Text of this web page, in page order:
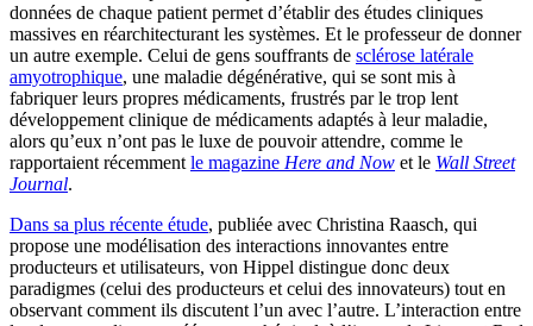
données de chaque patient permet d’établir des études cliniques
massives en réarchitecturant les systèmes. Et le professeur de donner
un autre exemple. Celui de gens souffrants de sclérose latérale
amyotrophique, une maladie dégénérative, qui se sont mis à
fabriquer leurs propres médicaments, frustrés par le trop lent
développement clinique de médicaments adaptés à leur maladie,
alors qu’eux n’ont pas le luxe de pouvoir attendre, comme le
rapportaient récemment le magazine Here and Now et le Wall Street
Journal.
Dans sa plus récente étude, publiée avec Christina Raasch, qui
propose une modélisation des interactions innovantes entre
producteurs et utilisateurs, von Hippel distingue donc deux
paradigmes (celui des producteurs et celui des innovateurs) tout en
observant comment ils discutent l’un avec l’autre. L’interaction entre